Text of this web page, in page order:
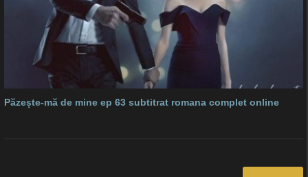
Păzește-mă de mine ep 63 subtitrat romana complet online